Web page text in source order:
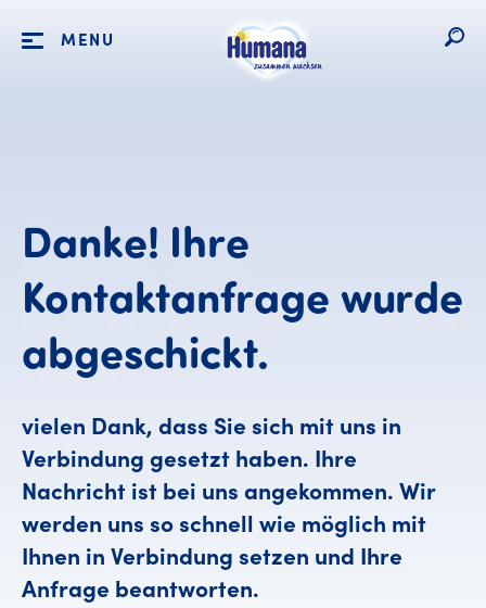
MENU
Danke! Ihre
Kontaktanfrage wurde
abgeschickt.
vielen Dank, dass Sie sich mit uns in
Verbindung gesetzt haben. Ihre
Nachricht ist bei uns angekommen. Wir
werden uns so schnell wie möglich mit
Ihnen in Verbindung setzen und Ihre
Anfrage beantworten.